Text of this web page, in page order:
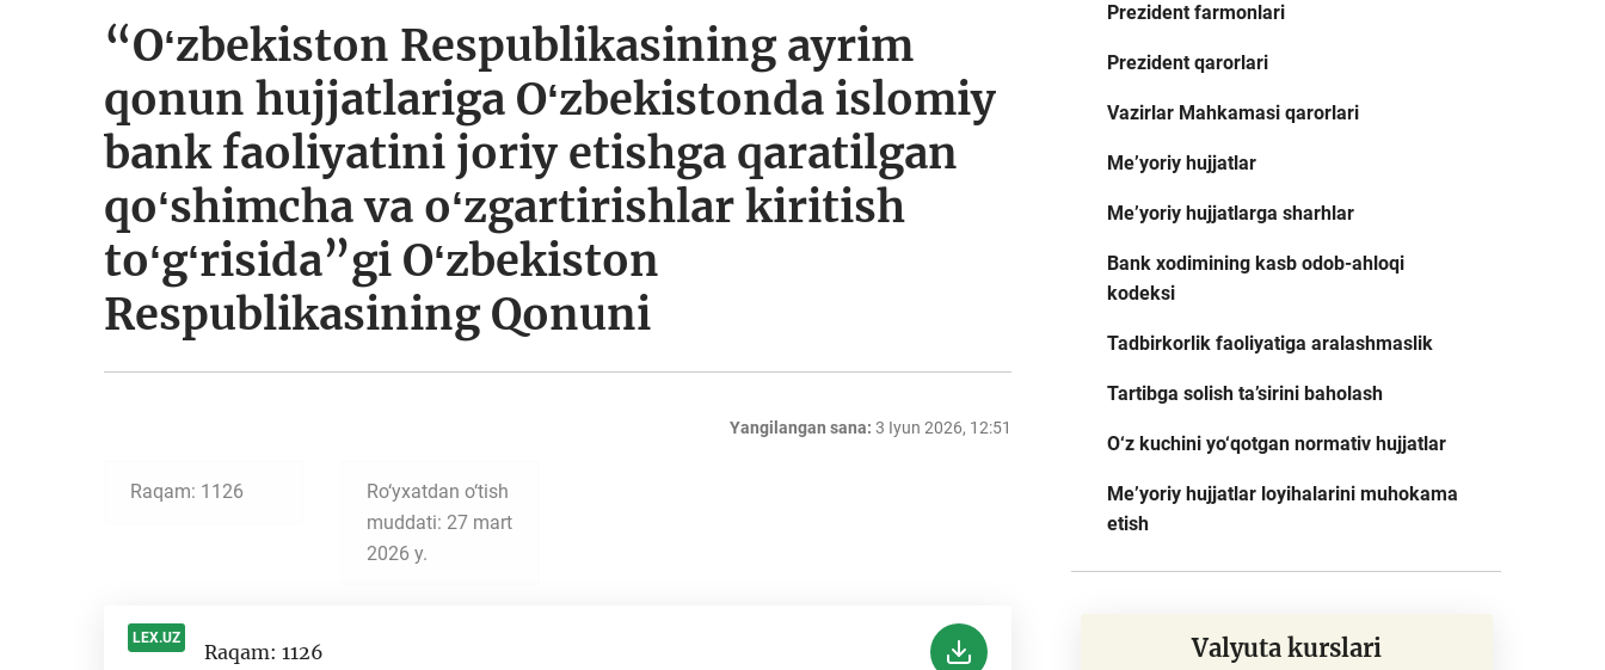
“Oʻzbekiston Respublikasining ayrim
qonun hujjatlariga Oʻzbekistonda islomiy
bank faoliyatini joriy etishga qaratilgan
qoʻshimcha va oʻzgartirishlar kiritish
toʻgʻrisida”gi Oʻzbekiston
Respublikasining Qonuni
Yangilangan sana: 3 Iyun 2026, 12:51
Raqam: 1126
Ro‘yxatdan o‘tish
muddati: 27 mart
2026 y.
LEX.UZ
Raqam: 1126
Prezident farmonlari
Prezident qarorlari
Vazirlar Mahkamasi qarorlari
Me’yoriy hujjatlar
Me’yoriy hujjatlarga sharhlar
Bank xodimining kasb odob-ahloqi
kodeksi
Tadbirkorlik faoliyatiga aralashmaslik
Tartibga solish ta’sirini baholash
O‘z kuchini yo‘qotgan normativ hujjatlar
Me’yoriy hujjatlar loyihalarini muhokama
etish
Valyuta kurslari